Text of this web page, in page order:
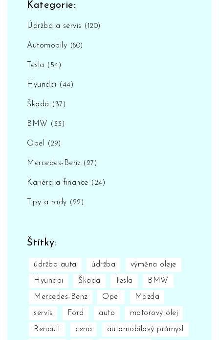
Kategorie:
Údržba a servis (120)
Automobily (80)
Tesla (54)
Hyundai (44)
Škoda (37)
BMW (33)
Opel (29)
Mercedes-Benz (27)
Kariéra a finance (24)
Tipy a rady (22)
Štítky:
údržba auta údržba výměna oleje
Hyundai Škoda Tesla BMW
Mercedes-Benz Opel Mazda
servis Ford auto motorový olej
Renault cena automobilový průmysl